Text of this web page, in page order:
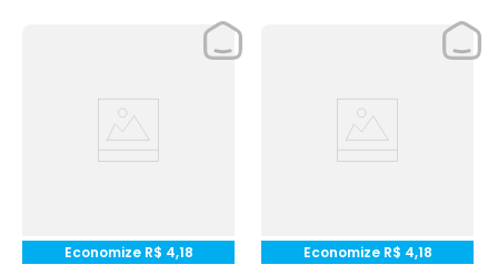
Economize R$ 4,18 Economize R$ 4,18